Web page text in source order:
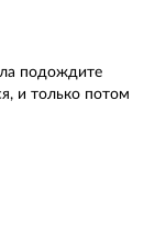
подождите
и только потом